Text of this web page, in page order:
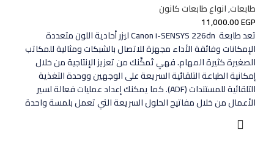
طابعات,انواع طابعات كانون
11,000.00EGP
تعد طابعة Canon i-SENSYS 226dn ليزر أحادية اللون متعددة
الإمكانات وفائقة الأداء مجهزة للاتصال بالشبكات ومثالية للمكاتب
الصغيرة كثيرة المهام. فهي تُمكِّنك من تعزيز الإنتاجية من خلال
إمكانية الطباعة التلقائية السريعة على الوجهين ووحدة التغذية
التلقائية للمستندات (ADF). كما يمكنك إعداد عمليات فعالة لسير
الأعمال من خلال مفاتيح الحلول السريعة التي تعمل بلمسة واحدة